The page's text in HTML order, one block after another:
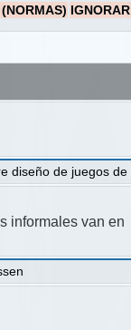
diseño de juegos de
informales van en